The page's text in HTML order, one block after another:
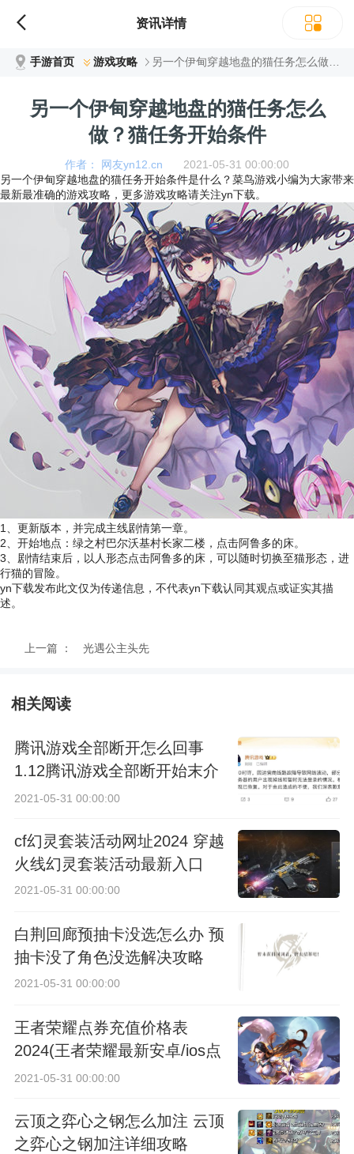
资讯详情
手游首页 游戏攻略
另一个伊甸穿越地盘的猫任务怎么
做？猫任务开始条件
作者： 网友yn12.cn
2021-05-31 00:00:00
另一个伊甸穿越地盘的猫任务开始条件是什么？菜鸟游戏小编为大家带来
最新最准确的游戏攻略，更多游戏攻略请关注yn下载。
1、更新版本，并完成主线剧情第一章。
2、开始地点：绿之村巴尔沃基村长家二楼，点击阿鲁多的床。
3、剧情结束后，以人形态点击阿鲁多的床，可以随时切换至猫形态，进
行猫的冒险。
yn下载发布此文仅为传递信息，不代表yn下载认同其观点或证实其描
述。
上一篇 ： 光遇公主头先
大全
相关阅读
腾讯游戏全部断开怎么回事
1.12腾讯游戏全部断开始末介
绍
2021-05-31 00:00:00
cf幻灵套装活动网址2024 穿越
火线幻灵套装活动最新入口
2021-05-31 00:00:00
白荆回廊预抽卡没选怎么办 预
抽卡没了角色没选解决攻略
2021-05-31 00:00:00
王者荣耀点券充值价格表
2024(王者荣耀最新安卓/ios点
券充值价格表一览)
2021-05-31 00:00:00
云顶之弈心之钢怎么加注 云顶
之弈心之钢加注详细攻略